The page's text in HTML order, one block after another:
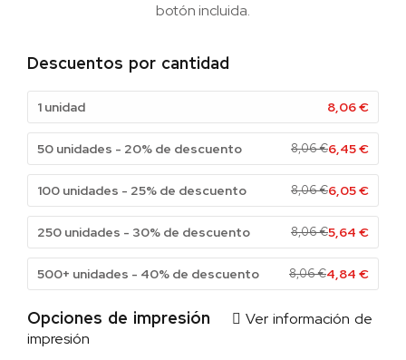
botón incluida.
Descuentos por cantidad
1 unidad 8,06€
50 unidades - 20% de descuento 8,06€6,45€
100 unidades - 25% de descuento 8,06€6,05€
250 unidades - 30% de descuento 8,06€5,64 €
500+ unidades - 40% de descuento 8,06€4,84 €
Opciones de impresión
Ver información de
impresión